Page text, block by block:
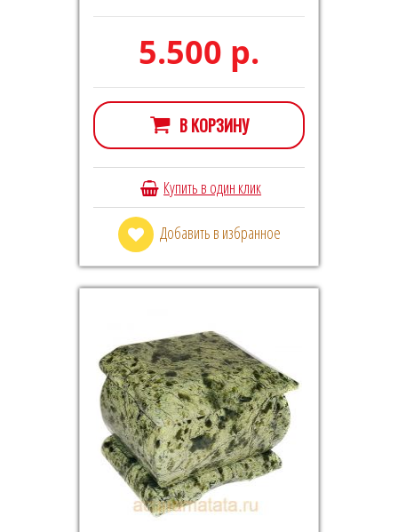
5.500 р.
В КОРЗИНУ
Купить в один клик
Добавить в избранное